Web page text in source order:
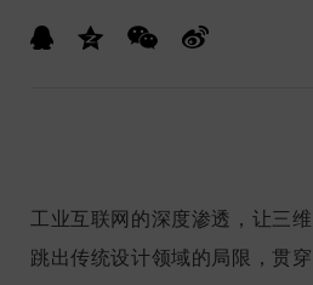
工业互联网的深度渗透，让三
跳出传统设计领域的局限，贯